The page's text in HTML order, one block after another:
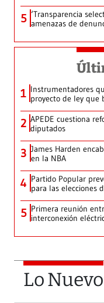
5 ‘Transparencia
amenazas de
1 Instrumentadores
proyecto de ley que
2 APEDE cuestiona
diputados
3 James Harden
en la NBA
4 Partido Popular
para las elecciones
5 Primera reunión
interconexión
Lo Nuevo